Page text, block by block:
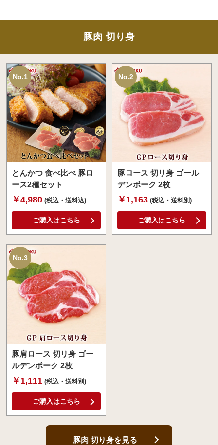
豚肉 切り身
No.1
とんかつ 食べ比べ 豚ロ
ース2種セット
￥4,980 (税込・送料込)
ご購入はこちら
No.2
豚ロース 切リ身 ゴール
デンポーク 2枚
￥1,163 (税込・送料別)
ご購入はこちら
No.3
豚肩ロース 切リ身 ゴー
ルデンポーク 2枚
￥1,111 (税込・送料別)
ご購入はこちら
豚肉 切り身を見る